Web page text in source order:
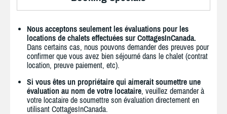
Nous acceptons seulement les évaluations pour les
locations de chalets effectuées sur CottagesInCanada.
Dans certains cas, nous pouvons demander des preuves pour
confirmer que vous avez bien séjourné dans le chalet (contrat
location, preuve paiement, etc).
Si vous êtes un propriétaire qui aimerait soumettre une
évaluation au nom de votre locataire, veuillez demander à
votre locataire de soumettre son évaluation directement en
utilisant CottagesInCanada.